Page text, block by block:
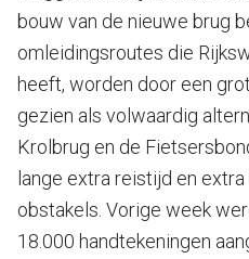
bouw van de nieuwe brug
omleidingsroutes die
heeft, worden door een
gezien als volwaardig
Krolbrug en de
lange extra reistijd en
obstakels. Vorige week
18.000 handtekeningen